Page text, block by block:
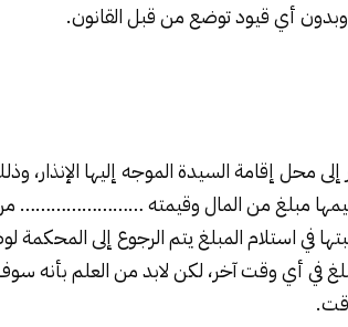
أي قيود توضع من قبل القانون.
محل إقامة السيدة الموجه إليها الإنذار،
مبلغ من المال وقيمته …………………… من
في استلام المبلغ يتم الرجوع إلى المحكمة
في أي وقت آخر، لكن لابد من العلم بأنه